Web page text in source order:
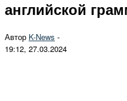
английской
Автор K-News -
19:12, 27.03.2024